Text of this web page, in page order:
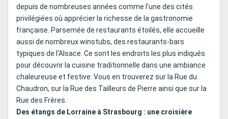
depuis de nombreuses années comme l'une des cités
privilégiées où apprécier la richesse de la gastronomie
française. Parsemée de restaurants étoilés, elle accueille
aussi de nombreux winstubs, des restaurants-bars
typiques de l'Alsace. Ce sont les endroits les plus indiqués
pour découvrir la cuisine traditionnelle dans une ambiance
chaleureuse et festive. Vous en trouverez sur la Rue du
Chaudron, sur la Rue des Tailleurs de Pierre ainsi que sur la
Rue des Frères.
Des étangs de Lorraine à Strasbourg : une croisière